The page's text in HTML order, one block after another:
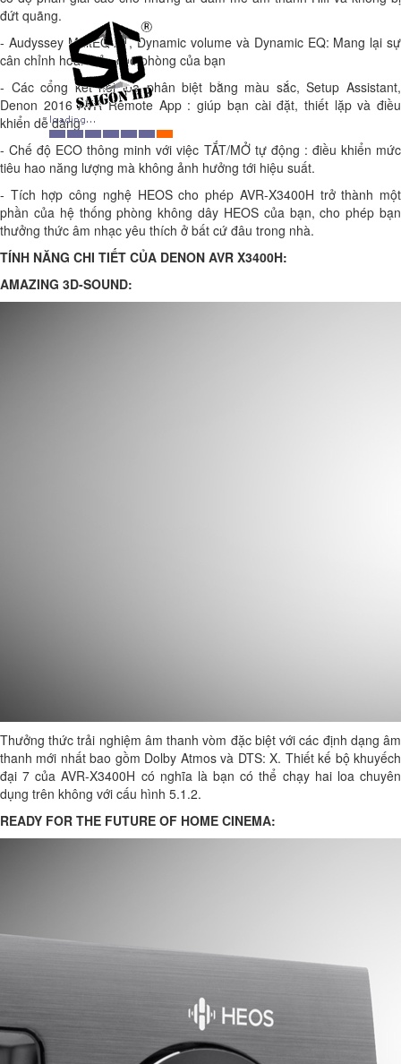
đứt quãng.
- Audyssey MultEQ XT, Dynamic volume và Dynamic EQ: Mang lại sự
cân chỉnh hoàn hảo cho phòng của bạn
- Các cổng kết nối loa phân biệt bằng màu sắc, Setup Assistant,
Denon 2016 AVR Remote App : giúp bạn cài đặt, thiết lặp và điều
khiển dễ dàng
- Chế độ ECO thông minh với việc TẮT/MỞ tự động : điều khiển mức
tiêu hao năng lượng mà không ảnh hưởng tới hiệu suất.
- Tích hợp công nghệ HEOS cho phép AVR-X3400H trở thành một
phần của hệ thống phòng không dây HEOS của bạn, cho phép bạn
thưởng thức âm nhạc yêu thích ở bất cứ đâu trong nhà.
TÍNH NĂNG CHI TIẾT CỦA DENON AVR X3400H:
AMAZING 3D-SOUND:
Thưởng thức trải nghiệm âm thanh vòm đặc biệt với các định dạng âm
thanh mới nhất bao gồm Dolby Atmos và DTS: X. Thiết kế bộ khuyếch
đại 7 của AVR-X3400H có nghĩa là bạn có thể chạy hai loa chuyên
dụng trên không với cấu hình 5.1.2.
READY FOR THE FUTURE OF HOME CINEMA: